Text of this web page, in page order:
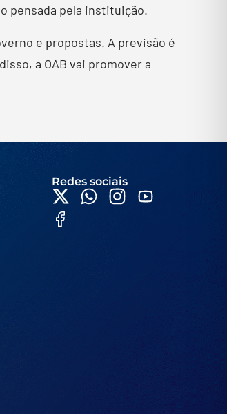
pensada pela instituição.
e propostas. A previsão é
a OAB vai promover a
Redes sociais